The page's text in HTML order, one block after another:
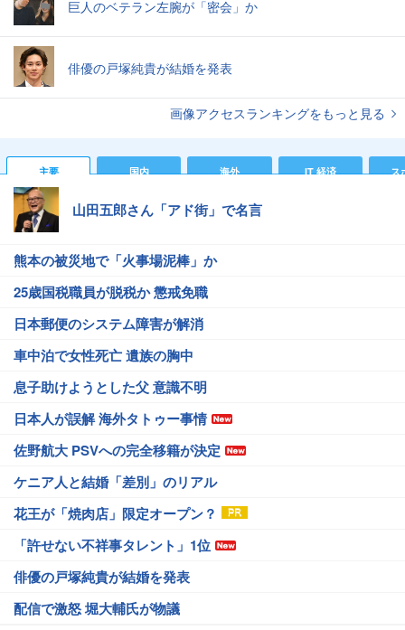
巨人のベテラン左腕が「密会」か
俳優の戸塚純貴が結婚を発表
画像アクセスランキングをもっと見る
主要 国内 海外 IT 経済 ス
山田五郎さん「アド街」で名言
熊本の被災地で「火事場泥棒」か
25歳国税職員が脱税か 懲戒免職
日本郵便のシステム障害が解消
車中泊で女性死亡 遺族の胸中
息子助けようとした父 意識不明
日本人が誤解 海外タトゥー事情
佐野航大 PSVへの完全移籍が決定
ケニア人と結婚「差別」のリアル
花王が「焼肉店」限定オープン？
「許せない不祥事タレント」1位
俳優の戸塚純貴が結婚を発表
配信で激怒 堀大輔氏が物議